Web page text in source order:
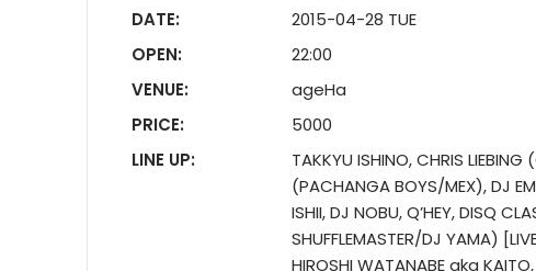
DATE:
2015-04-28 TUE
OPEN:
22:00
VENUE:
ageHa
PRICE:
5000
LINE UP:
TAKKYU ISHINO, CHRIS LIEBING
(PACHANGA BOYS/MEX), DJ
ISHII, DJ NOBU, Q’HEY, DISQ
SHUFFLEMASTER/DJ YAMA)
HIROSHI WATANABE aka